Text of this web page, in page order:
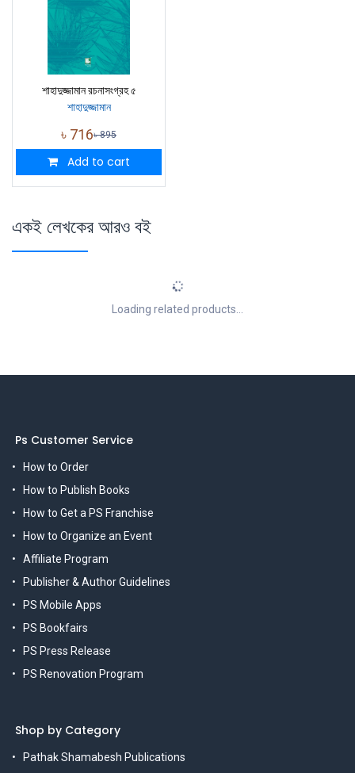
শাহাদুজ্জামান রচনাসংগ্রহ ৫
শাহাদুজ্জামান
৳ 716৳895
Add to cart
একই লেখকের আরও বই
Loading related products...
Ps Customer Service
How to Order
How to Publish Books
How to Get a PS Franchise
How to Organize an Event
Affiliate Program
Publisher & Author Guidelines
PS Mobile Apps
PS Bookfairs
PS Press Release
PS Renovation Program
Shop by Category
Pathak Shamabesh Publications